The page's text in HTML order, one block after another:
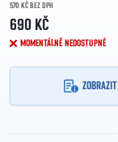
570 KČ BEZ DPH
690 KČ
MOMENTÁLNĚ NEDOSTUPNÉ
ZOBRAZIT